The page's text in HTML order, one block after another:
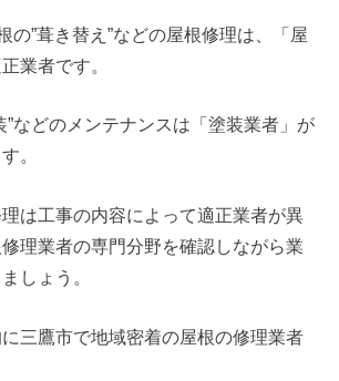
の”葺き替え”などの屋根修理は、「屋
業者です。
”などのメンテナンスは「塗装業者」が
。
は工事の内容によって適正業者が異
理業者の専門分野を確認しながら業
しょう。
三鷹市で地域密着の屋根の修理業者